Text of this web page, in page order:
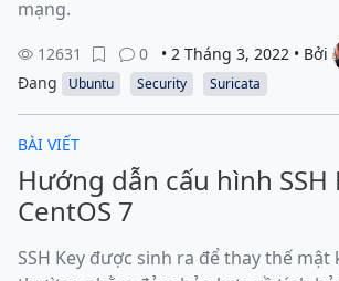
mạng.
12631 0 • 2 Tháng 3, 2022 • Bởi
Đang
Ubuntu Security Suricata
BÀI VIẾT
Hướng dẫn cấu hình SSH
CentOS 7
SSH Key được sinh ra để thay thế